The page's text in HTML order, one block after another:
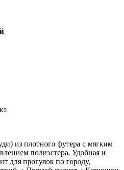
из плотного футера с мягким
полиэстера. Удобная и
для прогулок по городу,